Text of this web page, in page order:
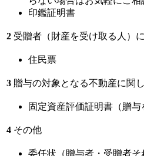
印鑑証明書
2 受贈者（財産を受け取る人）
住民票
3 贈与の対象となる不動産に関
固定資産評価証明書（贈与
4 その他
委任状（贈与者・受贈者そ